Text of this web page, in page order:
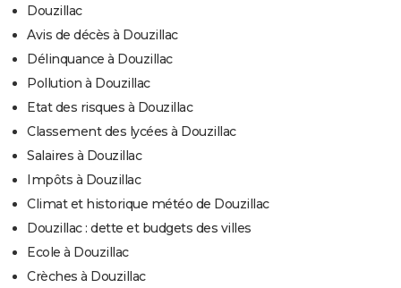
Douzillac
Avis de décès à Douzillac
Délinquance à Douzillac
Pollution à Douzillac
Etat des risques à Douzillac
Classement des lycées à Douzillac
Salaires à Douzillac
Impôts à Douzillac
Climat et historique météo de Douzillac
Douzillac : dette et budgets des villes
Ecole à Douzillac
Crèches à Douzillac